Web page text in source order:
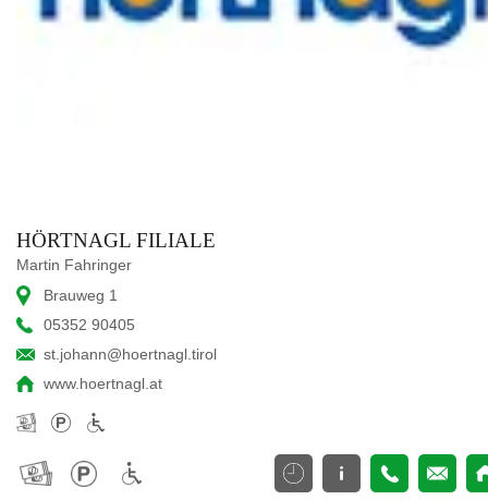
HÖRTNAGL FILIALE
Martin Fahringer
Brauweg 1
05352 90405
st.johann@hoertnagl.tirol
www.hoertnagl.at